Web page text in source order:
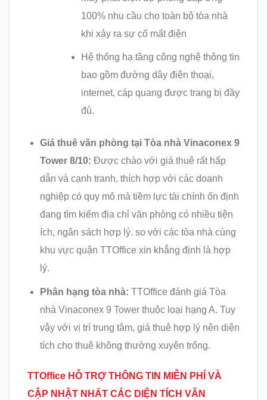
100% nhu cầu cho toàn bộ tòa nhà
khi xảy ra sự cố mất điện
Hệ thống hạ tầng công nghệ thông tin
bao gồm đường dây điện thoại,
internet, cáp quang được trang bị đầy
đủ.
Giá thuê văn phòng tại Tòa nhà Vinaconex 9
Tower 8/10: Được chào với giá thuê rất hấp
dẫn và cạnh tranh, thích hợp với các doanh
nghiệp có quy mô mà tiềm lực tài chính ổn định
đang tìm kiếm địa chỉ văn phòng có nhiều tiện
ích, ngân sách hợp lý. so với các tòa nhà cùng
khu vực quận TTOffice xin khẳng định là hợp
lý.
Phân hạng tòa nhà: TTOffice đánh giá Tòa
nhà Vinaconex 9 Tower thuộc loại hạng A. Tuy
vậy với vị trí trung tâm, giá thuê hợp lý nên diện
tích cho thuê không thường xuyên trống.
TTOffice HỖ TRỢ THÔNG TIN MIỄN PHÍ VÀ
CẬP NHẬT NHẤT CÁC DIỆN TÍCH VĂN